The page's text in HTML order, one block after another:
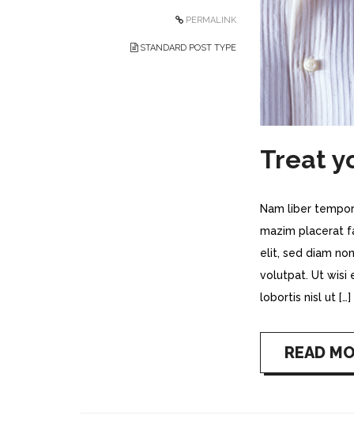
PERMALINK
STANDARD POST TYPE
Treat
Nam liber
mazim placerat
elit, sed diam
volutpat. Ut wisi
lobortis nisl ut […]
READ